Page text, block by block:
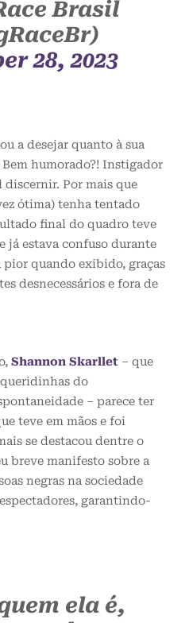
Brasil
28, 2023
a desejar quanto à sua
humorado?! Instigador
Por mais que
ótima) tenha tentado
final do quadro teve
já estava confuso durante
pior quando exibido, graças
desnecessários e fora de
Shannon Skarllet – que
do
– parece ter
teve em mãos e foi
se destacou dentre o
breve manifesto sobre a
negras na sociedade
garantindo-
ela é,